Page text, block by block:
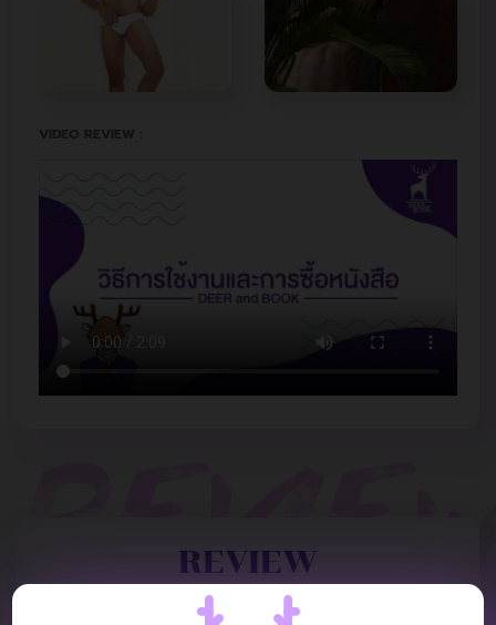
VIDEO REVIEW :
REVIEW